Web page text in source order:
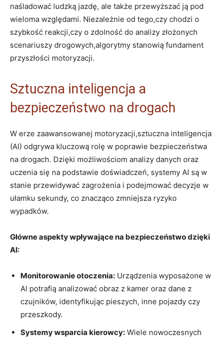
naśladować ludzką jazdę, ale także przewyższać‌ ją pod
wieloma ‍względami.‌ Niezależnie‌ od⁣ tego,czy chodzi o​
szybkość reakcji,czy o zdolność⁢ do analizy złożonych
scenariuszy drogowych,algorytmy⁢ stanowią fundament
⁣przyszłości motoryzacji.
Sztuczna ⁢inteligencja ⁢a
bezpieczeństwo⁢ na⁤ drogach
W erze zaawansowanej⁤ motoryzacji,sztuczna inteligencja
(AI) odgrywa kluczową rolę w poprawie ⁣bezpieczeństwa
⁤na ‍drogach.‍ Dzięki możliwościom analizy danych oraz
uczenia się ​na podstawie‍ doświadczeń, systemy AI ‍są w
⁣stanie⁢ przewidywać zagrożenia i podejmować decyzje w
ułamku⁤ sekundy, co znacząco zmniejsza ‌ryzyko
wypadków.
Główne aspekty wpływające ​na ⁤bezpieczeństwo dzięki
AI:
Monitorowanie otoczenia: Urządzenia wyposażone w
AI potrafią​ analizować obraz z kamer ​oraz‍ dane⁣ z
‍czujników, identyfikując pieszych,‌ inne ‌pojazdy czy
przeszkody.
Systemy ⁢wsparcia kierowcy: Wiele‌ nowoczesnych